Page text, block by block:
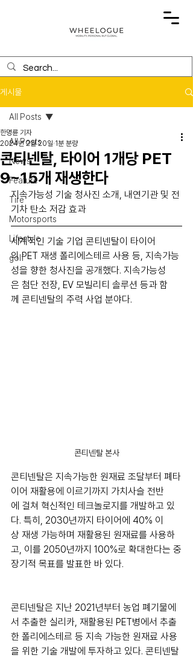
게시물
All Posts
News
Feature
Tire
Motorsports
Lifestyle
golf
All Posts
콘티넨탈, 타이어 1개당 PET
9~15개 재생한다
한명륜 기자
2024년 2월 20일 1분 분량
지속가능성 기술 청사진 소개, 내연기관 및 전
기차 탄소 저감 효과
세계적인 기술 기업 콘티넨탈이 타이어
의 PET 재생 폴리에스테르 사용 등, 지속가능
성을 향한 청사진을 공개했다. 지속가능성
은 첨단 전장, EV 모빌리티 솔루션 등과 함
께 콘티넨탈의 주력 사업 분야다.
콘티넨탈 본사
콘티넨탈은 지속가능한 원재료 조달부터 폐타
이어 재활용에 이르기까지 가치사슬 전반
에 걸쳐 혁신적인 테크놀로지를 개발하고 있
다. 특히, 2030년까지 타이어에 40% 이
상 재생 가능하며 재활용된 원재료를 사용하
고, 이를 2050년까지 100%로 확대한다는 중
장기적 목표를 발표한 바 있다.
콘티넨탈은 지난 2021년부터 농업 폐기물에
서 추출한 실리카, 재활용된 PET병에서 추출
한 폴리에스테르 등 지속 가능한 원재료 사용
을 위한 기술 개발에 투자하고 있다. 콘티넨탈